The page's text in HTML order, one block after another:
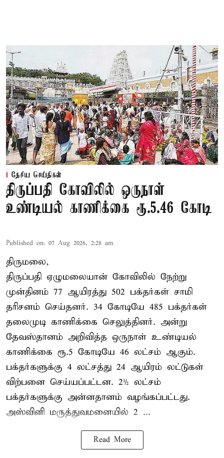
தேசிய செய்திகள்
திருப்பதி கோவிலில் ஒருநாள்
உண்டியல் காணிக்கை ரூ.5.46 கோடி
Published on: 07 Aug 2026, 2:28 am
திருமலை,
திருப்பதி ஏழுமலையான் கோவிலில் நேற்று
முன்தினம் 77 ஆயிரத்து 502 பக்தர்கள் சாமி
தரிசனம் செய்தனர். 34 கோடியே 485 பக்தர்கள்
தலைமுடி காணிக்கை செலுத்தினர். அன்று
தேவஸ்தானம் அறிவித்த ஒருநாள் உண்டியல்
காணிக்கை ரூ.5 கோடியே 46 லட்சம் ஆகும்.
பக்தர்களுக்கு 4 லட்சத்து 24 ஆயிரம் லட்டுகள்
விற்பனை செய்யப்பட்டன. 2½ லட்சம்
பக்தர்களுக்கு அன்னதானம் வழங்கப்பட்டது.
அஸ்வினி மருத்துவமனையில் 2 ...
Read More